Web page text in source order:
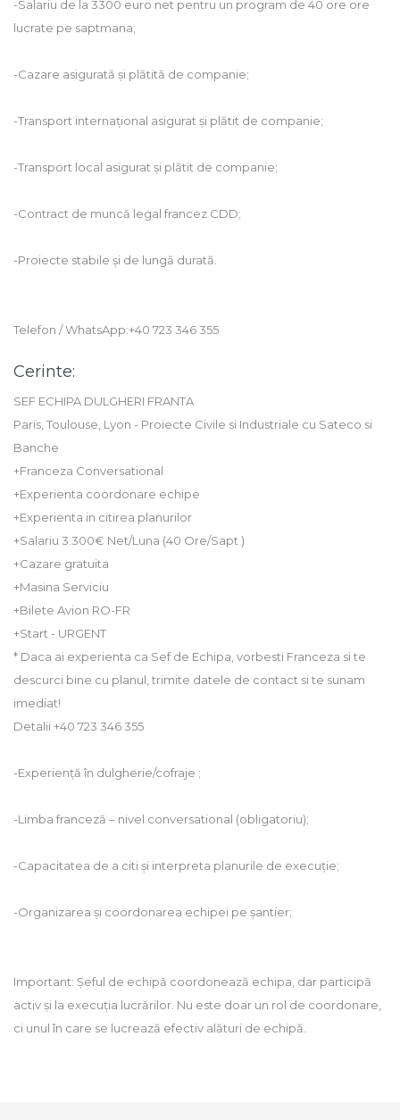
-Salariu de la 3300 euro net pentru un program de 40 ore ore
lucrate pe saptmana;
-Cazare asigurată și plătită de companie;
-Transport internațional asigurat și plătit de companie;
-Transport local asigurat și plătit de companie;
-Contract de muncă legal francez CDD;
-Proiecte stabile și de lungă durată.
Telefon / WhatsApp:+40 723 346 355
Cerinte:
SEF ECHIPA DULGHERI FRANTA
Paris, Toulouse, Lyon - Proiecte Civile si Industriale cu Sateco si
Banche
+Franceza Conversational
+Experienta coordonare echipe
+Experienta in citirea planurilor
+Salariu 3.300€ Net/Luna (40 Ore/Sapt )
+Cazare gratuita
+Masina Serviciu
+Bilete Avion RO-FR
+Start - URGENT
* Daca ai experienta ca Sef de Echipa, vorbesti Franceza si te
descurci bine cu planul, trimite datele de contact si te sunam
imediat!
Detalii +40 723 346 355
-Experiență în dulgherie/cofraje ;
-Limba franceză – nivel conversational (obligatoriu);
-Capacitatea de a citi și interpreta planurile de execuție;
-Organizarea și coordonarea echipei pe șantier;
Important: Șeful de echipă coordonează echipa, dar participă
activ și la execuția lucrărilor. Nu este doar un rol de coordonare,
ci unul în care se lucrează efectiv alături de echipă.